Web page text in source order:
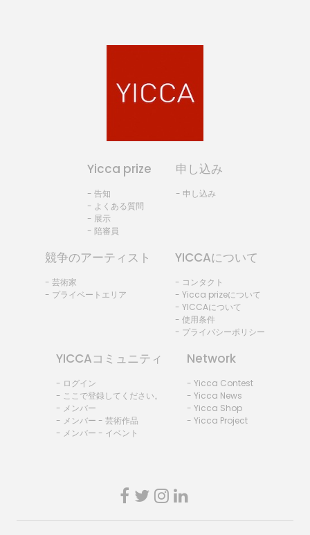
Yicca prize
- 告知
- よくある質問
- 展示
- 陪審員
申し込み
- 申し込み
競争のアーティスト
- 芸術家
- プライベートエリア
YICCAについて
- コンタクト
- Yicca prizeについて
- YICCAについて
- 使用条件
- プライバシーポリシー
YICCAコミュニティ
- ログイン
- ここで登録してください。
- メンバー
- メンバー - 芸術作品
- メンバー - イベント
Network
- Yicca Contest
- Yicca News
- Yicca Shop
- Yicca Project